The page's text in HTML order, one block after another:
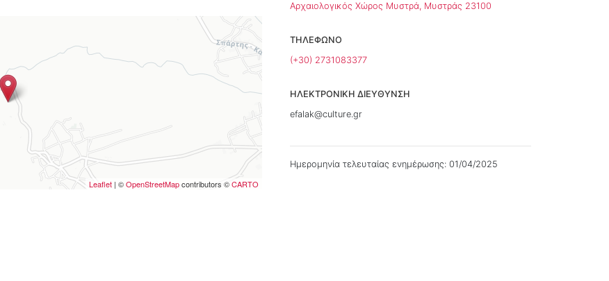
Leaflet | ©OpenStreetMapcontributors ©CARTO
Αρχαιολογικός Χώρος Μυστρά, Μυστράς 23100
ΤΗΛΕΦΩΝΟ
(+30) 2731083377
ΗΛΕΚΤΡΟΝΙΚΗ ΔΙΕΥΘΥΝΣΗ
efalak@culture.gr
Ημερομηνία τελευταίας ενημέρωσης: 01/04/2025